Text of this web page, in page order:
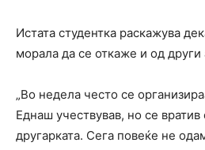
Истата студентка раскажува
морала да се откаже и од други
„Во недела често се
Еднаш учествував, но се
другарката. Сега повеќе не